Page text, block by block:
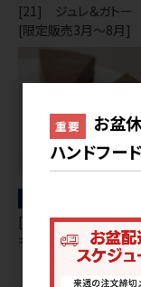
[21] ジュレ＆ガト
[限定販売3月～8月]
[34] GOYOベイクド
キ(チョコ)
重要
お盆
ハンドフー